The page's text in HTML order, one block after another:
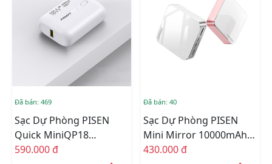
Đã bán: 469
Sạc Dự Phòng PISEN
Quick MiniQP18
10000mAh TS-D287
590.000 đ
Đã bán: 40
Sạc Dự Phòng PISEN
Mini Mirror 10000mAh
(2xUSB FlashShip 2A,
430.000 đ